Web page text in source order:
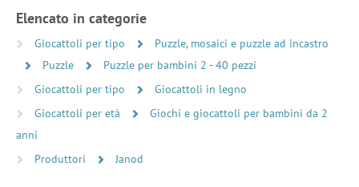
Elencato in categorie
Giocattoli per tipo
Puzzle, mosaici e puzzle ad incastro
Puzzle
Puzzle per bambini 2 - 40 pezzi
Giocattoli per tipo
Giocattoli in legno
Giocattoli per età
Giochi e giocattoli per bambini da 2
anni
Produttori
Janod